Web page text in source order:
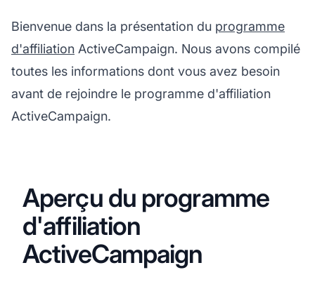
Bienvenue dans la présentation du programme
d'affiliation ActiveCampaign. Nous avons compilé
toutes les informations dont vous avez besoin
avant de rejoindre le programme d'affiliation
ActiveCampaign.
Aperçu du programme
d'affiliation
ActiveCampaign